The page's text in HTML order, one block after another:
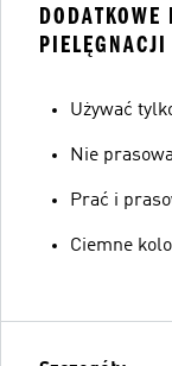
DODATKOWE
PIELĘGNACJI
Używać
Nie
Prać i
Ciemne